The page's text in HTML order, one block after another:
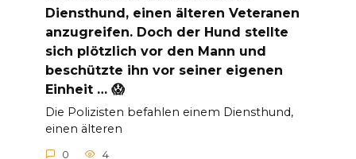
Diensthund, einen älteren Veteranen
anzugreifen. Doch der Hund stellte
sich plötzlich vor den Mann und
beschützte ihn vor seiner eigenen
Einheit … 😱
Die Polizisten befahlen einem Diensthund,
einen älteren
0 4